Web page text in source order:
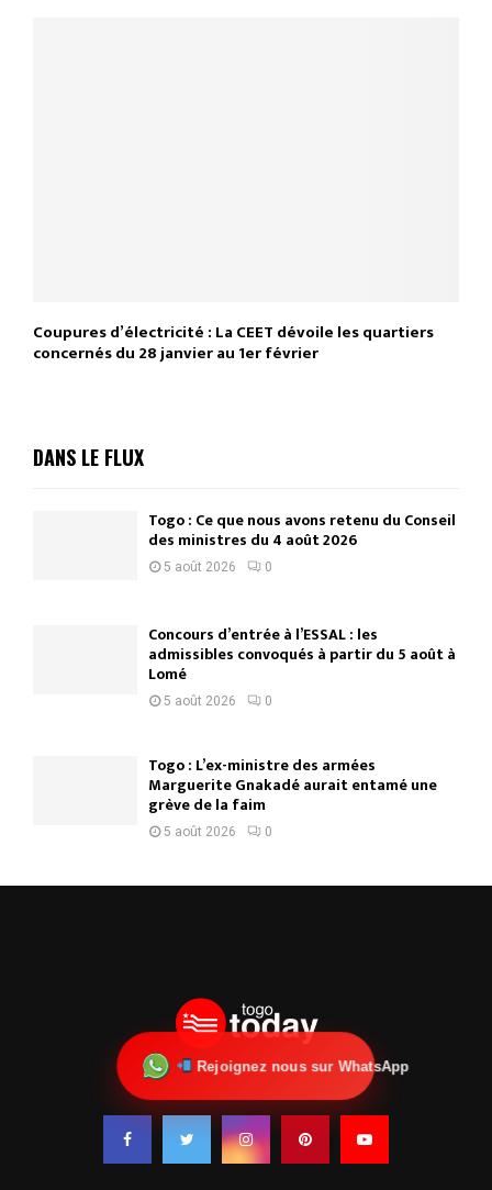
Coupures d’électricité : La CEET dévoile les quartiers
concernés du 28 janvier au 1er février
DANS LE FLUX
Togo : Ce que nous avons retenu du Conseil
des ministres du 4 août 2026
5 août 2026 0
Concours d’entrée à l’ESSAL : les
admissibles convoqués à partir du 5 août à
Lomé
5 août 2026 0
Togo : L’ex-ministre des armées
Marguerite Gnakadé aurait entamé une
grève de la faim
5 août 2026 0
Rejoignez nous sur WhatsApp